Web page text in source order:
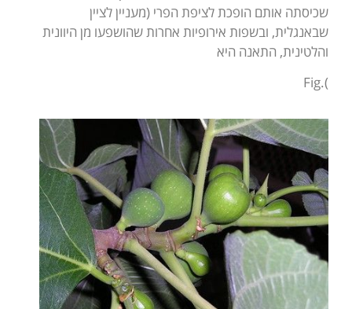
שכיסתה אותם הופכת לציפת הפרי (מעניין לציין
שבאנגלית, ובשפות אירופיות אחרות שהושפעו מן היוונית
והלטינית, התאנה היא
).Fig